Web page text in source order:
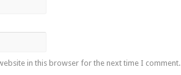
in this browser for the next time I comment.